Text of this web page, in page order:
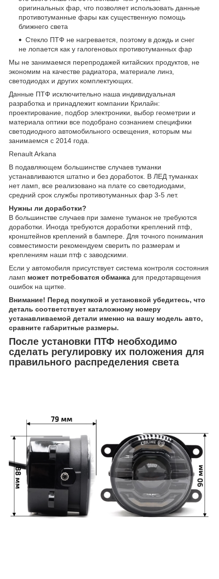
оригинальных фар, что позволяет использовать данные
противотуманные фары как существенную помощь
ближнего света
Стекло ПТФ не нагревается, поэтому в дождь и снег
не лопается как у галогеновых противотуманных фар
Мы не занимаемся перепродажей китайских продуктов, не
экономим на качестве радиатора, материале линз,
светодиодах и других комплектующих.
Данные ПТФ исключительно наша индивидуальная
разработка и принадлежит компании Крилайн:
проектирование, подбор электроники, выбор геометрии и
материала оптики все подобрано сознанием специфики
светодиодного автомобильного освещения, которым мы
занимаемся с 2014 года.
Renault Arkana
В подавляющем большинстве случаев туманки
устанавливаются штатно и без доработок. В ЛЕД туманках
нет ламп, все реализовано на плате со светодиодами,
средний срок службы противотуманных фар 3-5 лет.
Нужны ли доработки?
В большинстве случаев при замене туманок не требуются
доработки. Иногда требуются доработки креплений птф,
кронштейнов креплений в бампере. Для точного понимания
совместимости рекомендуем сверить по размерам и
креплениям наши птф с заводскими.
Если у автомобиля присутствует система контроля состояния
ламп может потребоватся обманка для предотарвщения
ошибок на щитке.
Внимание! Перед покупкой и установкой убедитесь, что
деталь соответствует каталожному номеру
устанавливаемой детали именно на вашу модель авто,
сравните габаритные размеры.
После установки ПТФ необходимо
сделать регулировку их положения для
правильного распределения света